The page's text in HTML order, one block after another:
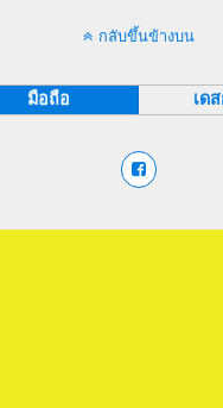
กลับขึ้นข้างบน
มือถือ เด